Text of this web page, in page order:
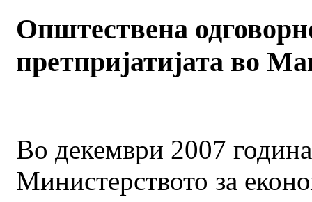
Општествена
претпријатијата во
Во декември 2007
Министерството за